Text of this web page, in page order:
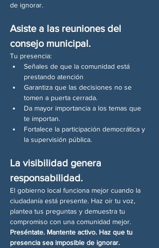
de ignorar.
Asiste a las reuniones del
consejo municipal.
Tu presencia:
Señales de que la comunidad está
prestando atención
Garantiza que las decisiones no se
tomen a puerta cerrada.
Da mayor importancia a los temas que
te importan.
Fortalece la participación democrática y
la supervisión pública.
La visibilidad genera
responsabilidad.
El gobierno local funciona mejor cuando la
ciudadanía está presente. Haz oír tu voz,
plantea tus preguntas y demuestra tu
compromiso con una comunidad mejor.
Preséntate. Mantente activo. Haz que tu
presencia sea imposible de ignorar.